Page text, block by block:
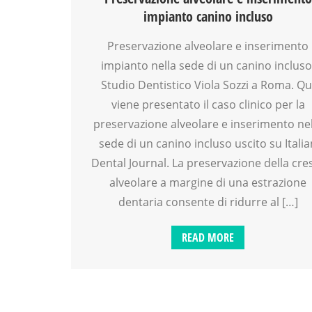
impianto canino incluso
Preservazione alveolare e inserimento
impianto nella sede di un canino
Studio Dentistico Viola Sozzi a Roma.
viene presentato il caso clinico per la
preservazione alveolare e inserimento
sede di un canino incluso uscito su
Dental Journal. La preservazione della
alveolare a margine di una estrazione
dentaria consente di ridurre al […]
READ MORE